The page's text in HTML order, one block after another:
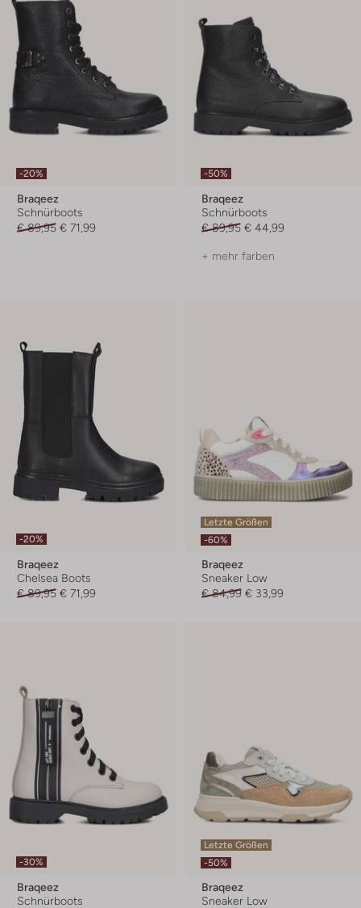
-20%
Braqeez
Schnürboots
€ 89,95 € 71,99
-50%
Braqeez
Schnürboots
€ 89,95 € 44,99
+ mehr farben
-20%
Braqeez
Chelsea Boots
€ 89,95 € 71,99
Letzte Größen
-60%
Braqeez
Sneaker Low
€ 84,99 € 33,99
-30%
Braqeez
Schnürboots
Letzte Größen
-50%
Braqeez
Sneaker Low